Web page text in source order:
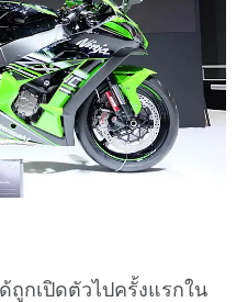
ถูกเปิดตัวไปครั้งแรกใน